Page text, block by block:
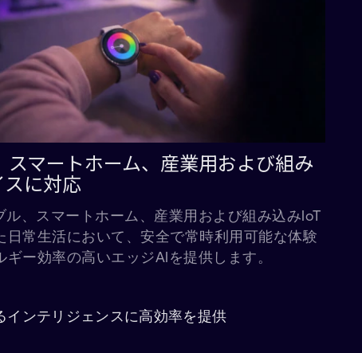
スマートホーム、産業用および組み
に対応
、スマートホーム、産業用および組み込みIoT
日常生活において、安全で常時利用可能な体験
ー効率の高いエッジAIを提供します。
インテリジェンスに高効率を提供